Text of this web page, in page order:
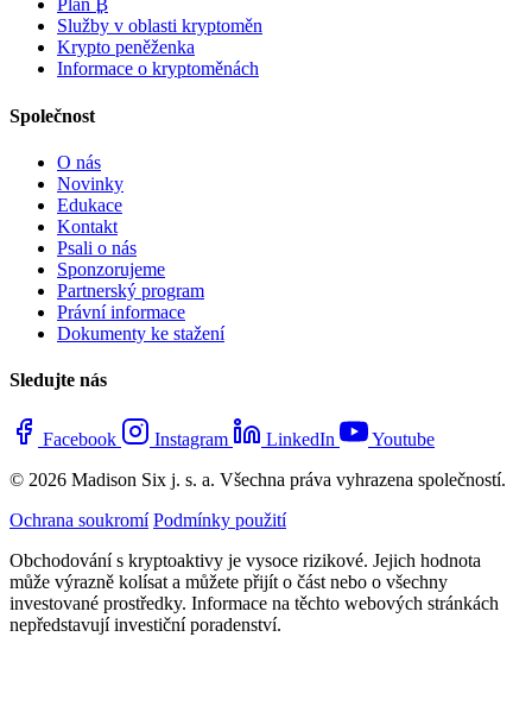
Plán ₿
Služby v oblasti kryptoměn
Krypto peněženka
Informace o kryptoměnách
Společnost
O nás
Novinky
Edukace
Kontakt
Psali o nás
Sponzorujeme
Partnerský program
Právní informace
Dokumenty ke stažení
Sledujte nás
Facebook Instagram LinkedIn
Youtube
© 2026 Madison Six j. s. a. Všechna práva vyhrazena společností.
Ochrana soukromí Podmínky použití
Obchodování s kryptoaktivy je vysoce rizikové. Jejich hodnota
může výrazně kolísat a můžete přijít o část nebo o všechny
investované prostředky. Informace na těchto webových stránkách
nepředstavují investiční poradenství.